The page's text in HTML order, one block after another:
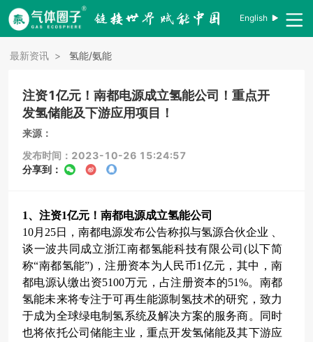
English
最新资讯 > 氢能/氨能
注资1亿元！南都电源成立氢能公司！重点开
发氢储能及下游应用项目！
来源：
发布时间：2023-10-26 15:24:57
分享到：
1、注资1亿元！南都电源成立氢能公司
10月25日，南都电源发布公告称拟与氢源合伙企业 、
谈一波共同成立浙江南都氢能科技有限公司(以下简
称“南都氢能”)，注册资本为人民币1亿元，其中，南
都电源认缴出资5100万元，占注册资本的51%。南都
氢能未来将专注于可再生能源制氢技术的研究，致力
于成为全球绿电制氢系统及解决方案的服务商。同时
也将依托公司储能主业，重点开发氢储能及其下游应